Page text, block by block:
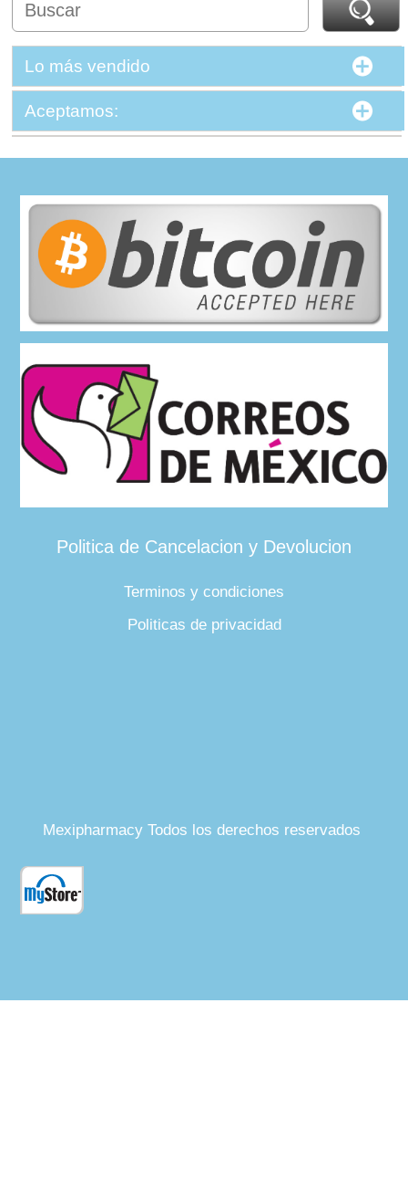
Lo más vendido
Aceptamos:
Politica de Cancelacion y Devolucion
Terminos y condiciones
Politicas de privacidad
Mexipharmacy Todos los derechos reservados